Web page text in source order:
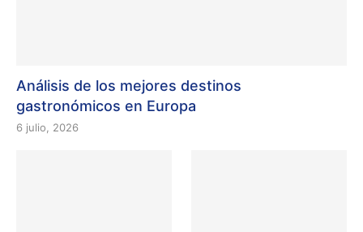
Análisis de los mejores destinos
gastronómicos en Europa
6 julio, 2026